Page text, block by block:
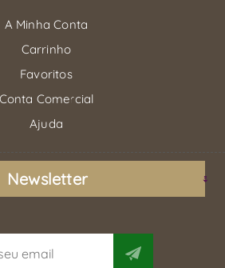
A Minha Conta
Carrinho
Favoritos
Conta Comercial
Ajuda
Newsletter